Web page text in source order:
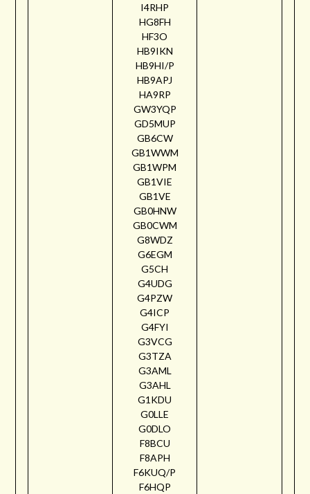
I4RHP
HG8FH
HF3O
HB9IKN
HB9HI/P
HB9APJ
HA9RP
GW3YQP
GD5MUP
GB6CW
GB1WWM
GB1WPM
GB1VIE
GB1VE
GB0HNW
GB0CWM
G8WDZ
G6EGM
G5CH
G4UDG
G4PZW
G4ICP
G4FYI
G3VCG
G3TZA
G3AML
G3AHL
G1KDU
G0LLE
G0DLO
F8BCU
F8APH
F6KUQ/P
F6HQP